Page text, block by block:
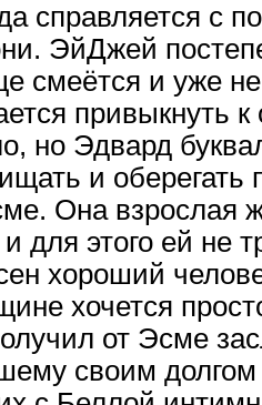
справляется с
ЭйДжей
смеётся и уже не
привыкнуть
но Эдвард
и оберегать
Она
для этого ей не
хороший
хочется
от Эсме
своим